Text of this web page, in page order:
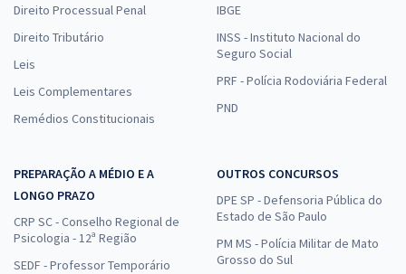
Direito Processual Penal
Direito Tributário
Leis
Leis Complementares
Remédios Constitucionais
IBGE
INSS - Instituto Nacional do
Seguro Social
PRF - Polícia Rodoviária Federal
PND
PREPARAÇÃO A MÉDIO E A
LONGO PRAZO
CRP SC - Conselho Regional de
Psicologia - 12ª Região
SEDF - Professor Temporário
OUTROS CONCURSOS
DPE SP - Defensoria Pública do
Estado de São Paulo
PM MS - Polícia Militar de Mato
Grosso do Sul